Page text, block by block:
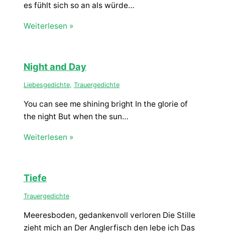
es fühlt sich so an als würde…
Weiterlesen »
Night and Day
Liebesgedichte, Trauergedichte
You can see me shining bright In the glorie of
the night But when the sun…
Weiterlesen »
Tiefe
Trauergedichte
Meeresboden, gedankenvoll verloren Die Stille
zieht mich an Der Anglerfisch den lebe ich Das